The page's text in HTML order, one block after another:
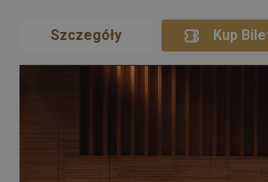
Szczegóły Kup